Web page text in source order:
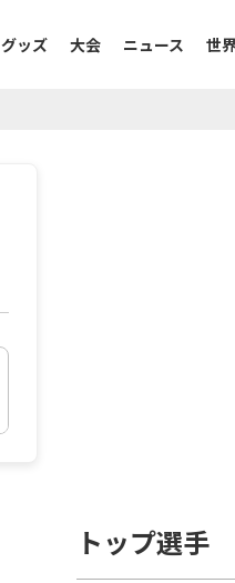
グッズ 大会 ニュース 世
トップ選手